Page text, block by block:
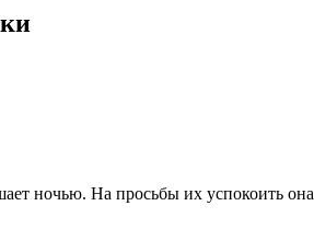
ночью. На просьбы их успокоить